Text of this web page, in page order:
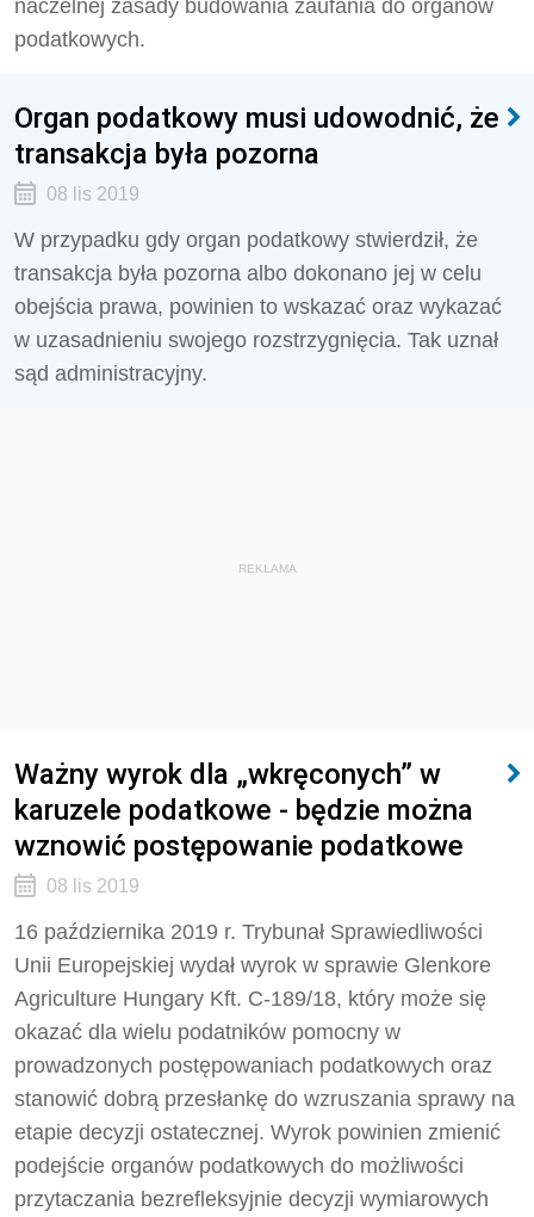
naczelnej zasady budowania zaufania do organów
podatkowych.
Organ podatkowy musi udowodnić, że
transakcja była pozorna
08 lis 2019
W przypadku gdy organ podatkowy stwierdził, że
transakcja była pozorna albo dokonano jej w celu
obejścia prawa, powinien to wskazać oraz wykazać
w uzasadnieniu swojego rozstrzygnięcia. Tak uznał
sąd administracyjny.
REKLAMA
Ważny wyrok dla „wkręconych” w
karuzele podatkowe - będzie można
wznowić postępowanie podatkowe
08 lis 2019
16 października 2019 r. Trybunał Sprawiedliwości
Unii Europejskiej wydał wyrok w sprawie Glenkore
Agriculture Hungary Kft. C-189/18, który może się
okazać dla wielu podatników pomocny w
prowadzonych postępowaniach podatkowych oraz
stanowić dobrą przesłankę do wzruszania sprawy na
etapie decyzji ostatecznej. Wyrok powinien zmienić
podejście organów podatkowych do możliwości
przytaczania bezrefleksyjnie decyzji wymiarowych